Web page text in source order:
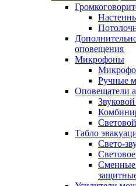
оповещения
Микрофоны
Ручные
Оповещатели
Табло
Свето-
Сменные